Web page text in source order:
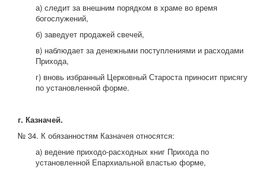
а) следит за внешним порядком в храме во время
богослужений,
б) заведует продажей свечей,
в) наблюдает за денежными поступлениями и расходами
Прихода,
г) вновь избранный Церковный Староста приносит присягу
по установленной форме.
г. Казначей.
№ 34. К обязанностям Казначея относятся:
а) ведение приходо-расходных книг Прихода по
установленной Епархиальной властью форме,